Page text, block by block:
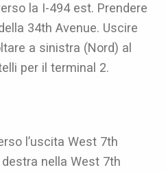
la I-494 est. Prendere
34th Avenue. Uscire
a sinistra (Nord) al
per il terminal 2.
l’uscita West 7th
nella West 7th